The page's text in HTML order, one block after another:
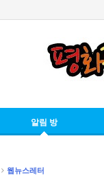
알림 방
웹뉴스레터
5